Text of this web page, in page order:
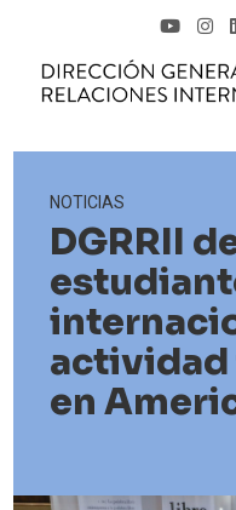
NOTICIAS
DGRRII
actividad
en